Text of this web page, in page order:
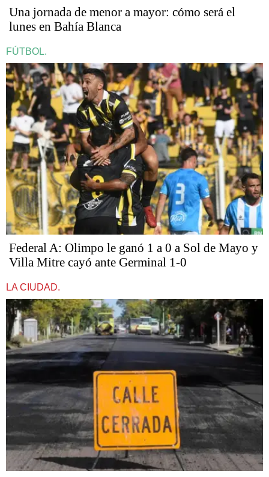
Una jornada de menor a mayor: cómo será el
lunes en Bahía Blanca
FÚTBOL.
Federal A: Olimpo le ganó 1 a 0 a Sol de Mayo y
Villa Mitre cayó ante Germinal 1-0
LA CIUDAD.